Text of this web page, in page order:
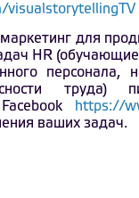
visualstorytellingTV
для
HR
персонала,
https://
ваших задач.